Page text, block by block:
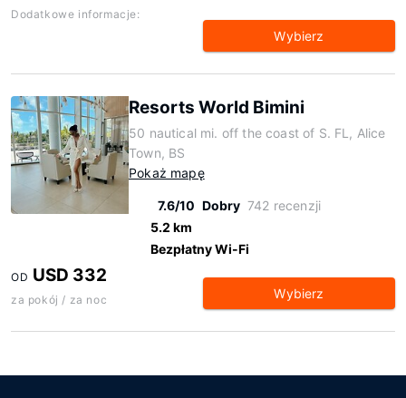
Dodatkowe informacje:
Wybierz
Resorts World Bimini
50 nautical mi. off the coast of S. FL, Alice
Town, BS
Pokaż mapę
7.6/10 Dobry 742 recenzji
5.2 km
Bezpłatny Wi-Fi
OD USD 332
za pokój / za noc Wybierz